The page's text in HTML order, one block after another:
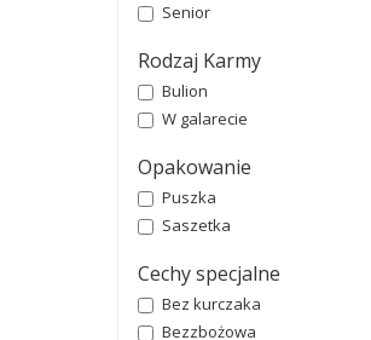
Senior
Rodzaj Karmy
Bulion
W galarecie
Opakowanie
Puszka
Saszetka
Cechy specjalne
Bez kurczaka
Bezzbożowa